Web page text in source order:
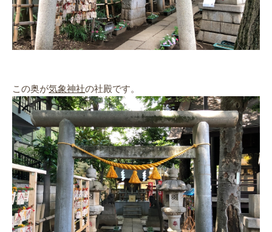
この奥が気象神社の社殿です。